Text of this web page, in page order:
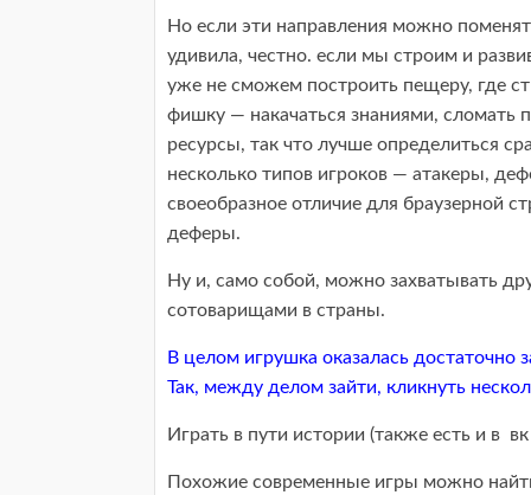
Но если эти направления можно
удивила, честно. если мы строим и
уже не сможем построить пещеру, где
фишку — накачаться знаниями, сломать
ресурсы, так что лучше определиться
несколько типов игроков — атакеры,
своеобразное отличие для браузерной
деферы.
Ну и, само собой, можно захватывать
сотоварищами в страны.
В целом игрушка оказалась
Так, между делом зайти, кликнуть
Играть в пути истории (также есть и в
Похожие современные игры можно